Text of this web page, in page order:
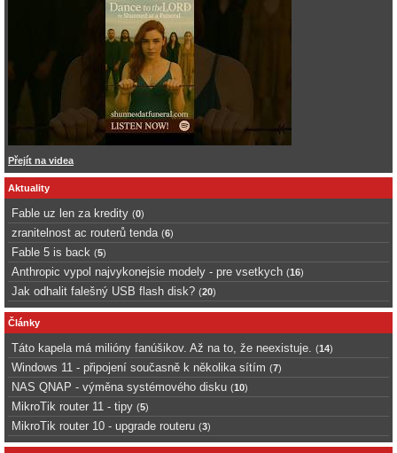
Přejít na videa
Aktuality
Fable uz len za kredity (0)
zranitelnost ac routerů tenda (6)
Fable 5 is back (5)
Anthropic vypol najvykonejsie modely - pre vsetkych (16)
Jak odhalit falešný USB flash disk? (20)
Články
Táto kapela má milióny fanúšikov. Až na to, že neexistuje. (14)
Windows 11 - připojení současně k několika sítím (7)
NAS QNAP - výměna systémového disku (10)
MikroTik router 11 - tipy (5)
MikroTik router 10 - upgrade routeru (3)